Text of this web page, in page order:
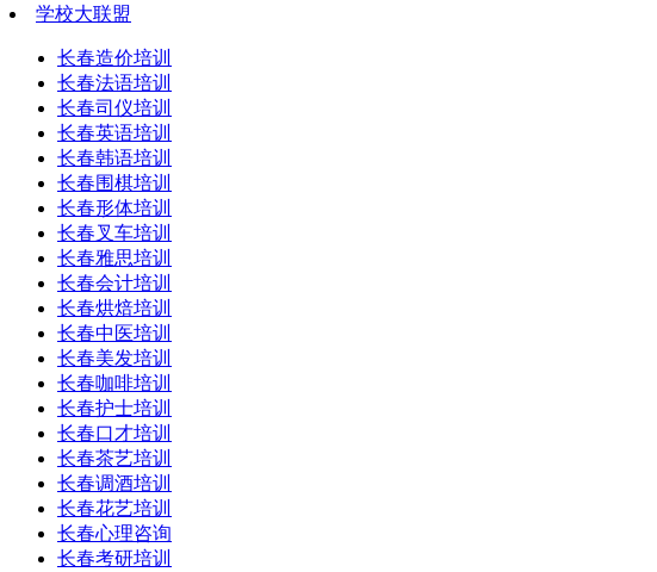
学校大联盟
长春造价培训
长春法语培训
长春司仪培训
长春英语培训
长春韩语培训
长春围棋培训
长春形体培训
长春叉车培训
长春雅思培训
长春会计培训
长春烘焙培训
长春中医培训
长春美发培训
长春咖啡培训
长春护士培训
长春口才培训
长春茶艺培训
长春调酒培训
长春花艺培训
长春心理咨询
长春考研培训